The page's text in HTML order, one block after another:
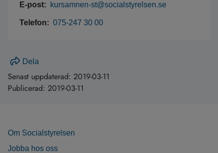
E-post: kursamnen-st@socialstyrelsen.se
Telefon: 075-247 30 00
Dela
Senast uppdaterad: 2019-03-11
Publicerad: 2019-03-11
Om Socialstyrelsen
Jobba hos oss